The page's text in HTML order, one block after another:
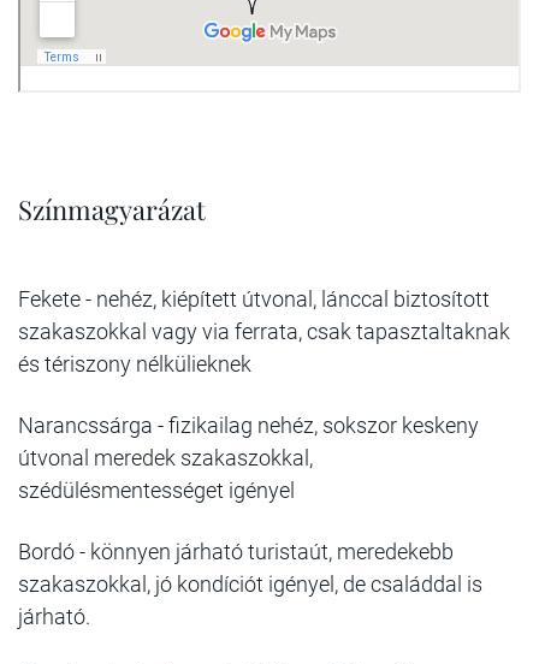
Színmagyarázat
Fekete - nehéz, kiépített útvonal, lánccal biztosított
szakaszokkal vagy via ferrata, csak tapasztaltaknak
és tériszony nélkülieknek
Narancssárga - fizikailag nehéz, sokszor keskeny
útvonal meredek szakaszokkal,
szédülésmentességet igényel
Bordó- könnyen járható turistaút, meredekebb
szakaszokkal, jó kondíciót igényel, de családdal is
járható.